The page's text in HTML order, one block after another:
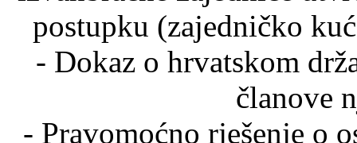
postupku (zajedničko
- Dokaz o hrvatskom
članove
- Pravomoćno rješenje o